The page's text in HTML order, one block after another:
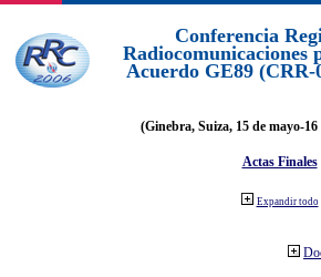
Conferencia
Radiocomunicaciones
Acuerdo GE89 (CRR-
(Ginebra, Suiza, 15 de mayo-
Actas Finales
Expandir todo